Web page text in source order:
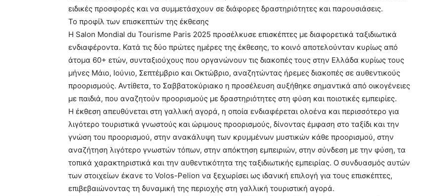
ειδικές προσφορές και να συμμετάσχουν σε διάφορες δραστηριότητες και παρουσιάσεις.
Το προφίλ των επισκεπτών της έκθεσης
Η Salon Mondial du Tourisme Paris 2025 προσέλκυσε επισκέπτες με διαφορετικά ταξιδιωτικά
ενδιαφέροντα. Κατά τις δύο πρώτες ημέρες της έκθεσης, το κοινό αποτελούνταν κυρίως από
άτομα 60+ ετών, συνταξιούχους που οργανώνουν τις διακοπές τους στην Ελλάδα κυρίως τους
μήνες Μάιο, Ιούνιο, Σεπτέμβριο και Οκτώβριο, αναζητώντας ήρεμες διακοπές σε αυθεντικούς
προορισμούς. Αντίθετα, το Σαββατοκύριακο η προσέλευση αυξήθηκε σημαντικά από οικογένειες
με παιδιά, που αναζητούν προορισμούς με δραστηριότητες στη φύση και ποιοτικές εμπειρίες.
Η έκθεση απευθύνεται στη γαλλική αγορά, η οποία ενδιαφέρεται ολοένα και περισσότερο για
λιγότερο τουριστικά γνωστούς και ώριμους προορισμούς, δίνοντας έμφαση στο ταξίδι και την
γνώση του προορισμού, στην ανακάλυψη των κρυμμένων μυστικών κάθε προορισμού, στην
αναζήτηση λιγότερο γνωστών τόπων, στην απόκτηση εμπειριών, στην σύνδεση με την φύση, τα
τοπικά χαρακτηριστικά και την αυθεντικότητα της ταξιδιωτικής εμπειρίας. Ο συνδυασμός αυτών
των στοιχείων έκανε το Volos-Pelion να ξεχωρίσει ως ιδανική επιλογή για τους επισκέπτες,
επιβεβαιώνοντας τη δυναμική της περιοχής στη γαλλική τουριστική αγορά.